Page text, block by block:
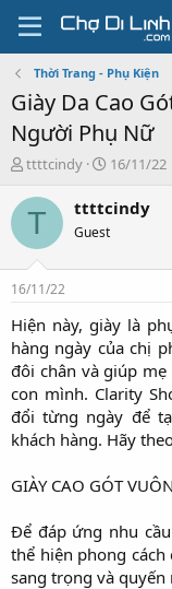
Thời Trang - Phụ Kiện
Giày Da Cao
Người Phụ Nữ
T
r
a
s
t
a
r
t
e
r
ttttcindy
N
à
g
16/11/22
T ttttcindy
Guest
16/11/22
Hiện này, giày là
hàng ngày của chị
đôi chân và giúp
con mình. Clarity
đổi từng ngày để
khách hàng. Hãy
GIÀY CAO GÓT
Để đáp ứng nhu
thể hiện phong
sang trọng và quyến